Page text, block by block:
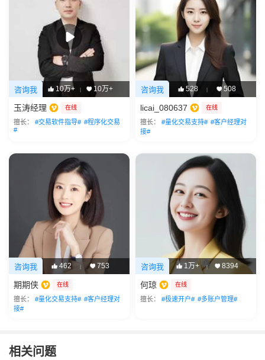
咨询我 10万+ | 10万+
玉涛经理 在线
擅长： #交易软件指导# #程序化交易
#
咨询我 528 | 508
licai_080637 在线
擅长： #量化交易支持# #客户经理对
接#
咨询我 462 | 753
期期侠 在线
擅长： #量化交易支持# #客户经理对
接#
咨询我 1万+ | 8394
何琼 在线
擅长： #极速开户# #多账户管理#
相关问题